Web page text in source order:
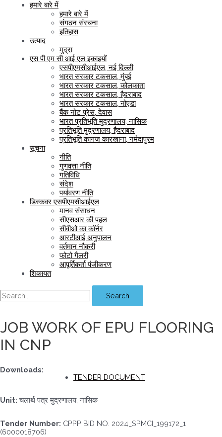
हमारे बारे में
हमारे बारे में
संगठन संरचना
इतिहास
उत्पाद
मुद्रा
एस पी एम सी आई एल इकाइयों
एसपीएमसीआईएल, नई दिल्ली
भारत सरकार टकसाल, मुंबई
भारत सरकार टकसाल, कोलकाता
भारत सरकार टकसाल, हैदराबाद
भारत सरकार टकसाल, नोएडा
बैंक नोट प्रेस, देवास
भारत प्रतिभूति मुद्रणालय, नासिक
प्रतिभूति मुद्रणालय, हैदराबाद
प्रतिभूति कागज कारखाना, नर्मदापुरम
सूचना
नीति
गुणवत्ता नीति
गतिविधि
संदेश
पर्यावरण नीति
डिस्कवर एसपीएमसीआईएल
मानव संसाधन
सीएसआर की पहल
सीवीओ का कॉर्नर
आरटीआई अनुपालन
वर्तमान नौकरी
फोटो गैलरी
आपूर्तिकर्ता पंजीकरण
शिकायत
Search
JOB WORK OF EPU FLOORING
IN CNP
Downloads:
TENDER DOCUMENT
Unit: चलार्थ पत्र मुद्रणालय, नासिक
Tender Number: CPPP BID NO. 2024_SPMCI_199172_1
(6000018706)